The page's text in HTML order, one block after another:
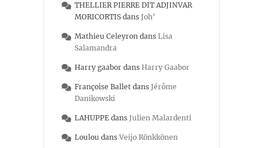
THELLIER PIERRE DIT ADJINVAR
MORICORTIS dans Joh’
Mathieu Celeyron dans Lisa
Salamandra
Harry gaabor dans Harry Gaabor
Françoise Ballet dans Jérôme
Danikowski
LAHUPPE dans Julien Malardenti
Loulou dans Veijo Rönkkönen